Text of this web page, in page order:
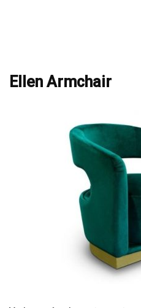
Ellen Armchair